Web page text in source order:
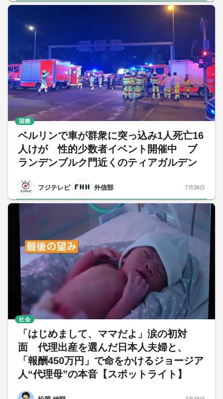
ベルリンで車が群衆に突っ込み1人死亡16
人けが 性的少数者イベント開催中 ブ
ランデンブルク門近くのティアガルデン
フジテレビ 外信部
国際
7月26日
「はじめまして、ママだよ」涙の初対
面 代理出産を選んだ日本人夫婦と、
「報酬450万円」で命をかけるジョージア
人“代理母”の本音【スポットライト】
社会